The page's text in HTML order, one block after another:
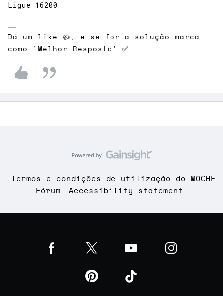
Ligue 16200
Dá um like 👍, e se for a solução marca
como 'Melhor Resposta' ✅
Termos e condições de utilização do MOCHE
Fórum
Accessibility statement